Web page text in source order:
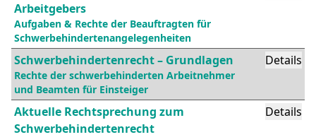
Arbeitgebers
Aufgaben & Rechte der Beauftragten für
Schwerbehindertenangelegenheiten
Schwerbehindertenrecht – Grundlagen
Rechte der schwerbehinderten Arbeitnehmer
und Beamten für Einsteiger
Details
Aktuelle Rechtsprechung zum
Schwerbehindertenrecht
Details